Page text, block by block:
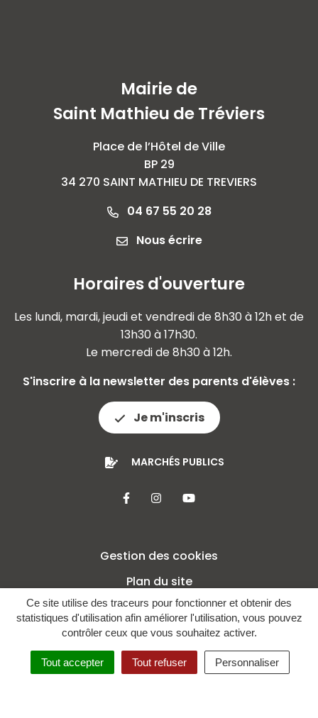
Ce site utilise des traceurs pour fonctionner et obtenir des
statistiques d'utilisation afin améliorer l'utilisation, vous pouvez
contrôler ceux que vous souhaitez activer.
Tout accepter Tout refuser Personnaliser
Mairie de
Saint Mathieu de Tréviers
Place de l’Hôtel de Ville
BP 29
34 270 SAINT MATHIEU DE TREVIERS
04 67 55 20 28
Nous écrire
Horaires d'ouverture
Les lundi, mardi, jeudi et vendredi de 8h30 à 12h et de
13h30 à 17h30.
Le mercredi de 8h30 à 12h.
S'inscrire à la newsletter des parents d'élèves :
Je m'inscris
MARCHÉS PUBLICS
Lien vers le compte Facebook
Lien vers le compte
Lien vers la chaîne
Gestion des cookies
Plan du site
Mentions légales
Crédits
Politique de confidentialité